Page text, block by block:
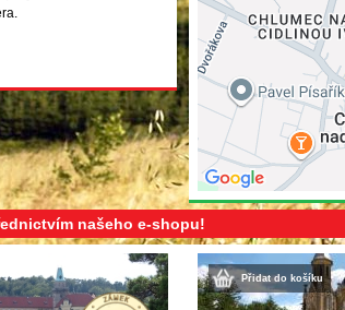
našeho e-shopu!
Přidat do košíku